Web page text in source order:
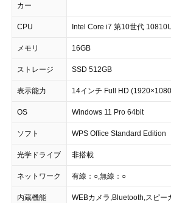
カー
CPU Intel Core i7 第10世代
メモリ 16GB
ストレージ SSD 512GB
表示能力 14インチ Full HD
OS Windows 11 Pro 64bit
ソフト WPS Office Standard Edition
光学ドライブ 非搭載
ネットワーク 有線：○,無線：○
内蔵機能 WEBカメラ,Bluetooth,スピー